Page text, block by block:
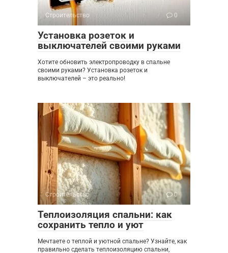
Строительство 0
Установка розеток и
выключателей своими руками
Хотите обновить электропроводку в спальне
своими руками? Установка розеток и
выключателей – это реально!
Строительство 0
Теплоизоляция спальни: как
сохранить тепло и уют
Мечтаете о теплой и уютной спальне? Узнайте, как
правильно сделать теплоизоляцию спальни,